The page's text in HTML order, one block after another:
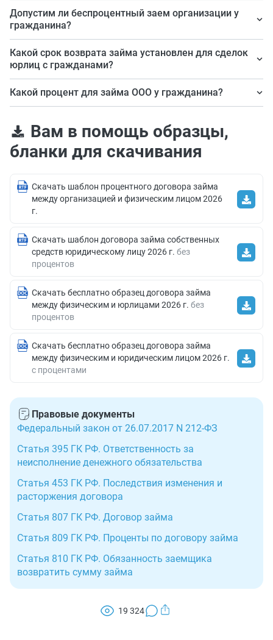
Да, закон не запрещает такие сделки.
Допустим ли беспроцентный заем организации у
гражданина?
Да, но налоговая может заподозрить сокрытие
налогов. Лучше предоставлять процентный заем.
Какой срок возврата займа установлен для сделок
юрлиц с гражданами?
Срок определяют стороны самостоятельно.
Какой процент для займа ООО у гражданина?
Вам в помощь образцы,
бланки для скачивания
Скачать шаблон процентного договора займа
между организацией и физическим лицом 2026
г.
Скачать шаблон договора займа собственных
средств юридическому лицу 2026 г. без
процентов
Скачать бесплатно образец договора займа
между физическим и юрлицами 2026 г. без
процентов
Скачать бесплатно образец договора займа
между физическим и юридическим лицом 2026 г.
с процентами
Правовые документы
Федеральный закон от 26.07.2017 N 212-ФЗ
Статья 395 ГК РФ. Ответственность за
неисполнение денежного обязательства
Статья 453 ГК РФ. Последствия изменения и
расторжения договора
Статья 807 ГК РФ. Договор займа
Статья 809 ГК РФ. Проценты по договору займа
Статья 810 ГК РФ. Обязанность заемщика
возвратить сумму займа
19 324